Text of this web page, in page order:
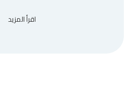
اقرأ المزيد